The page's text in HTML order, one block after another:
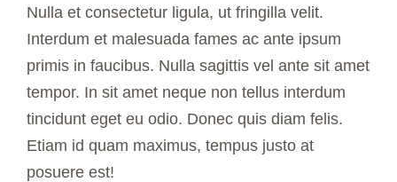
Nulla et consectetur ligula, ut fringilla velit.
Interdum et malesuada fames ac ante ipsum
primis in faucibus. Nulla sagittis vel ante sit amet
tempor. In sit amet neque non tellus interdum
tincidunt eget eu odio. Donec quis diam felis.
Etiam id quam maximus, tempus justo at
posuere est!